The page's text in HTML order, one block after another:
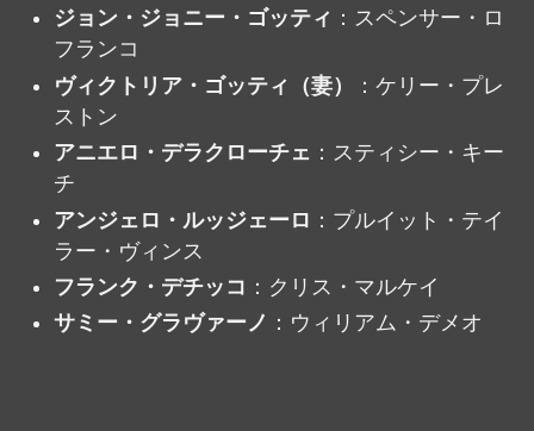
ジョン・ジョニー・ゴッティ ：スペンサー・ロ
フランコ
ヴィクトリア・ゴッティ（妻）
：ケリー・プレ
ストン
アニエロ・デラクローチェ ：スティシー・キー
チ
アンジェロ・ルッジェーロ ：プルイット・テイ
ラー・ヴィンス
フランク・デチッコ ：クリス・マルケイ
サミー・グラヴァーノ ：ウィリアム・デメオ